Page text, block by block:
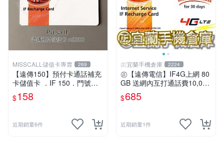
MISSCALL儲值卡專賣 269
【遠傳150】預付卡通話補充
卡儲值卡 ．IF 150．門號延
展ifu⚡MissCall儲值卡專賣
$158
近期銷量6件
㊣宜蘭手機倉庫 2224
㊣【遠傳電信】IF4G上網 80
GB 送網內互打通話費10,000
元㊣宜蘭手機倉庫
$685
近期銷量1件